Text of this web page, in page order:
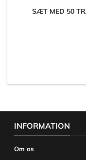
SÆT MED 50
INFORMATION
Om os